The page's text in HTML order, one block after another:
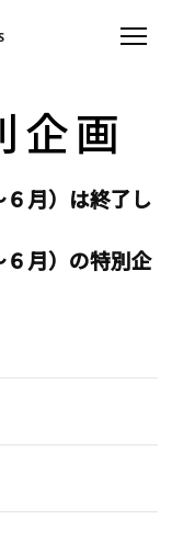
企画
月）は終了し
月）の特別企